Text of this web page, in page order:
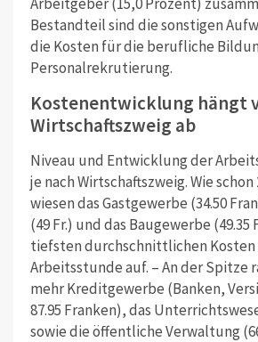
Bestandteil sind die sonstigen
die Kosten für die berufliche
Personalrekrutierung.
Kostenentwicklung hängt
Wirtschaftszweig ab
Niveau und Entwicklung der
je nach Wirtschaftszweig. Wie schon
wiesen das Gastgewerbe (34.50
(49 Fr.) und das Baugewerbe (49.35
tiefsten durchschnittlichen Kosten
Arbeitsstunde auf. – An der Spitze
mehr Kreditgewerbe (Banken,
87.95 Franken), das
sowie die öffentliche Verwaltung